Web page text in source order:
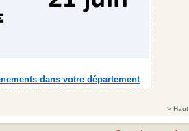
dans votre département
>